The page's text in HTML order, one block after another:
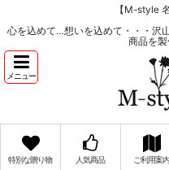
【M-style
心を込めて…想いを込めて・・・沢
商品を製
メニュー
特別な贈り物 人気商品 ご利用案内